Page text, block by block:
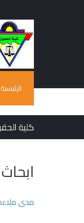
الرئيسية
كلية
مدى